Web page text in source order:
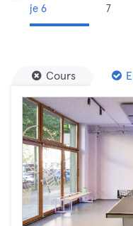
je 6
7
Cours